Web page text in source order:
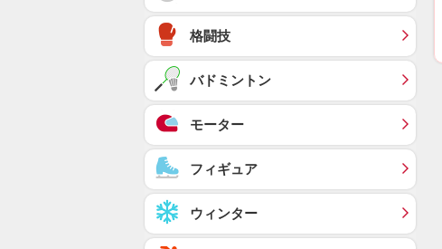
格闘技
バドミントン
モーター
フィギュア
ウィンター